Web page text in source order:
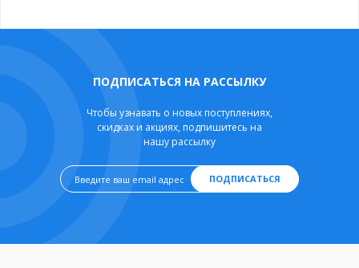
ПОДПИСАТЬСЯ НА РАССЫЛКУ
Чтобы узнавать о новых поступлениях,
скидках и акциях, подпишитесь на
нашу рассылку
ПОДПИСАТЬСЯ